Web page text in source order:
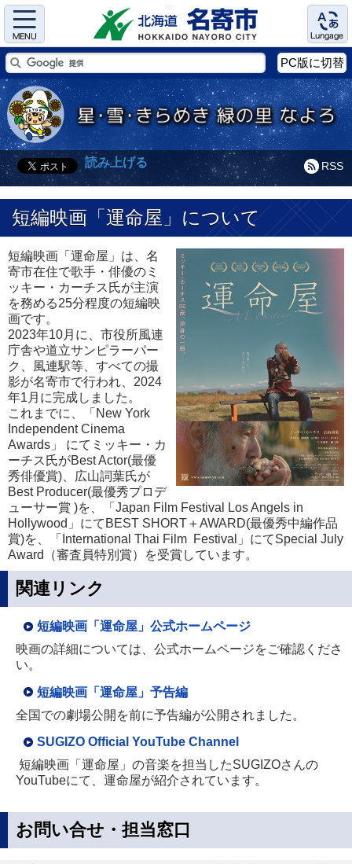
Menu Language
PC版に切替
RSS
読み上げる
短編映画「運命屋」について
短編映画「運命屋」は、名
寄市在住で歌手・俳優のミ
ッキー・カーチス氏が主演
を務める25分程度の短編映
画です。
2023年10月に、市役所風連
庁舎や道立サンピラーパー
ク、風連駅等、すべての撮
影が名寄市で行われ、2024
年1月に完成しました。
これまでに、「New York
Independent Cinema
Awards」 にてミッキー・カ
ーチス氏がBest Actor(最優
秀俳優賞)、広山詞葉氏が
Best Producer(最優秀プロデ
ューサー賞 )を、「Japan Film Festival Los Angels in
Hollywood」にてBEST SHORT＋AWARD(最優秀中編作品
賞)を、「International Thai Film Festival」にてSpecial July
Award（審査員特別賞）を受賞しています。
関連リンク
短編映画「運命屋」公式ホームページ
映画の詳細については、公式ホームページをご確認くださ
い。
短編映画「運命屋」予告編
全国での劇場公開を前に予告編が公開されました。
SUGIZO Official YouTube Channel
短編映画「運命屋」の音楽を担当したSUGIZOさんの
YouTubeにて、運命屋が紹介されています。
お問い合せ・担当窓口